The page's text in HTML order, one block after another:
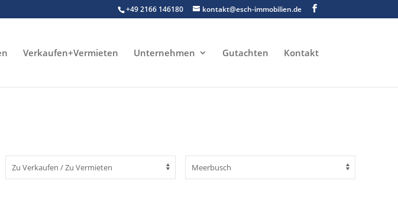
+49 2166 146180 kontakt@esch-immobilien.de
Verkaufen+Vermieten Unternehmen Gutachten Kontakt